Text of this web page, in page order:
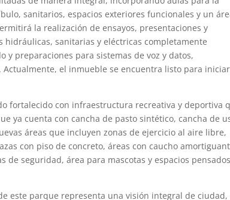
sanitarios, espacios exteriores funcionales y un
la realización de ensayos, presentaciones y
sanitarias y eléctricas completamente
y preparaciones para sistemas de voz y datos,
el inmueble se encuentra listo para
fortalecido con infraestructura recreativa y deportiva
ya cuenta con cancha de pasto sintético, cancha de
áreas que incluyen zonas de ejercicio al aire libre,
con piso de concreto, áreas con caucho
seguridad, área para mascotas y espacios
este parque representa una visión integral de ciudad,